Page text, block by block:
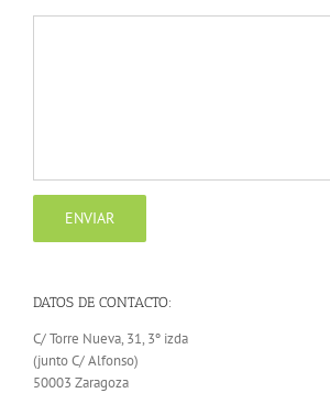
DATOS DE CONTACTO:
C/ Torre Nueva, 31, 3º izda
(junto C/ Alfonso)
50003 Zaragoza